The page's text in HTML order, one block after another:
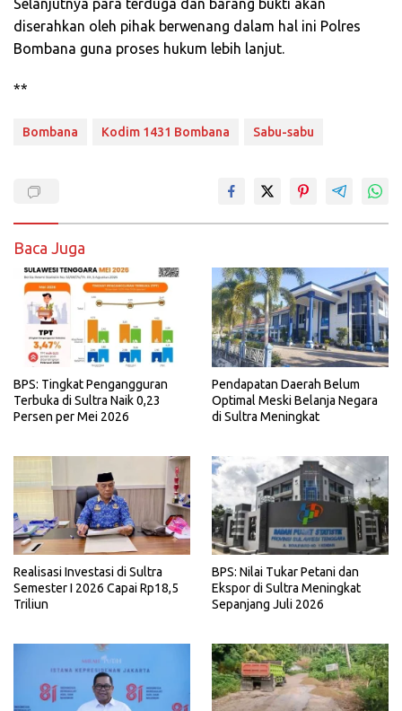
Selanjutnya para terduga dan barang bukti akan
diserahkan oleh pihak berwenang dalam hal ini Polres
Bombana guna proses hukum lebih lanjut.
**
Bombana Kodim 1431 Bombana Sabu-sabu
Baca Juga
BPS: Tingkat Pengangguran
Terbuka di Sultra Naik 0,23
Persen per Mei 2026
Pendapatan Daerah Belum
Optimal Meski Belanja Negara
di Sultra Meningkat
Realisasi Investasi di Sultra
Semester I 2026 Capai Rp18,5
Triliun
BPS: Nilai Tukar Petani dan
Ekspor di Sultra Meningkat
Sepanjang Juli 2026